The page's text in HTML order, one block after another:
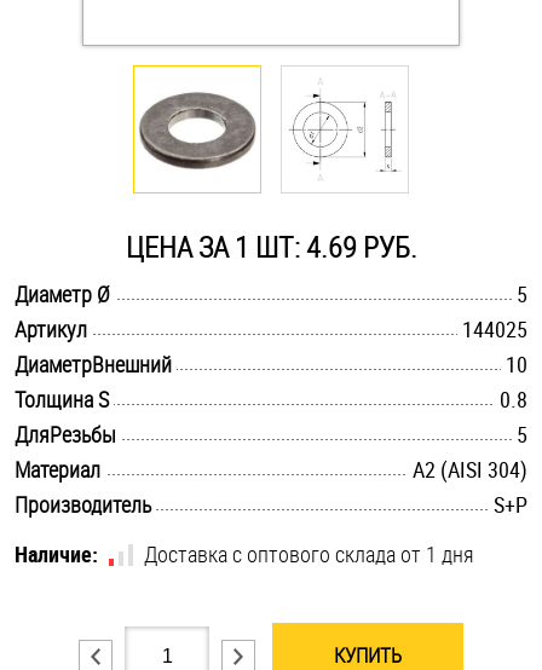
Крюки, кольца с шурупной резьбой
Оснастка и аксессуары для яхт
Саморезы и шурупы
Стопорные кольца
Такелаж
Хомуты
Шплинты
ЦЕНА ЗА 1 ШТ: 4.69 РУБ.
Диаметр Ø
5
Артикул
144025
ДиаметрВнешний
10
Толщина S
0.8
ДляРезьбы
5
Материал
А2 (AISI 304)
Производитель
S+P
Наличие:
Доставка с оптового склада от 1 дня
КУПИТЬ